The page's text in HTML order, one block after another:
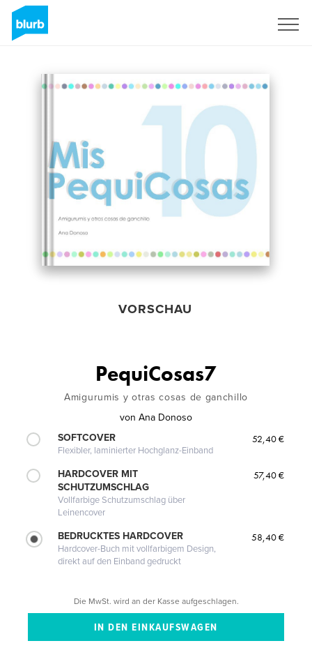
VORSCHAU
PequiCosas7
Amigurumis y otras cosas de ganchillo
von Ana Donoso
SOFTCOVER
Flexibler, laminierter Hochglanz-Einband
52,40 €
HARDCOVER MIT
SCHUTZUMSCHLAG
Vollfarbige Schutzumschlag über
Leinencover
57,40 €
BEDRUCKTES HARDCOVER
Hardcover-Buch mit vollfarbigem Design,
direkt auf den Einband gedruckt
58,40 €
Die MwSt. wird an der Kasse aufgeschlagen.